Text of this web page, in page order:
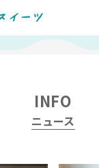
INFO
ニュース